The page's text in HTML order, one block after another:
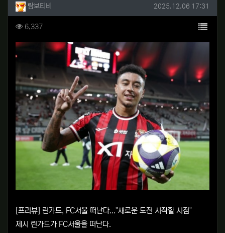
작성자 정보
람보티비 작성일
2025.12.06 17:31
컨텐츠 정보
6,337조회 목록
본문
[프리뷰] 린가드, FC서울 떠난다..."새로운 도전 시작할 시점"
제시 린가드가 FC서울을 떠난다.